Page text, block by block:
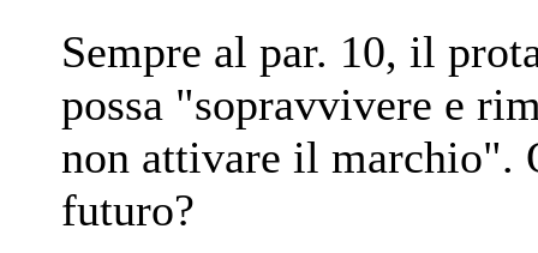
Sempre al par. 10, il
possa "sopravvivere e
non attivare il marchio".
futuro?